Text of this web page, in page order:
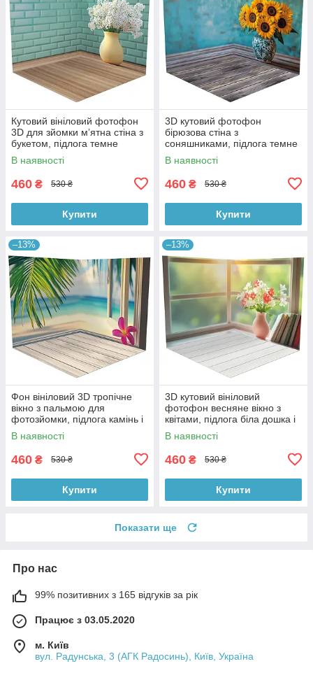
Кутовий вініловий фотофон
3D для зйомки мʼятна стіна з
букетом, підлога темне
дерево, 50×50 см, №58620
В наявності
460 ₴ 530 ₴
Купити
3D кутовий фотофон
бірюзова стіна з
соняшниками, підлога темне
дерево і блакитні дошки,
50×50 см, №58628
В наявності
460 ₴ 530 ₴
Купити
–13%
Фон вініловий 3D тропічне
вікно з пальмою для
фотозйомки, підлога камінь і
біла дошка, 50×50 см,
№58629
В наявності
460 ₴ 530 ₴
Купити
–13%
3D кутовий вініловий
фотофон весняне вікно з
квітами, підлога біла дошка і
камінь, 50×50 см, №58638
В наявності
460 ₴ 530 ₴
Купити
Показати ще
Про нас
99% позитивних з 165 відгуків за рік
Працює з 03.05.2020
м. Київ
вул. Радунська, 3 (АГК Радосинь), Київ, Україна